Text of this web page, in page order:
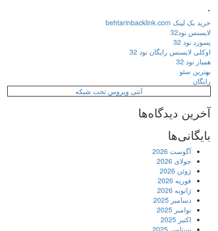
خرید بک لینک behtarinbacklink.com
لایسنس نود32
پسورد نود 32
اوکلی لایسنس رایگان نود 32
همیار نود 32
بهترین سئو
رایگان
آنتی ویروس تحت شبکه
آخرین دیدگاه‌ها
بایگانی‌ها
آگوست 2026
جولای 2026
ژوئن 2026
فوریه 2026
ژانویه 2026
دسامبر 2025
نوامبر 2025
اکتبر 2025
سپتامبر 2025